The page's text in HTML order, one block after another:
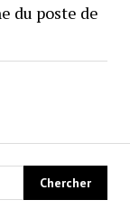
du poste de